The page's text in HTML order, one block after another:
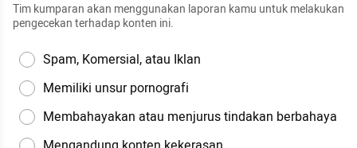
Tim kumparan akan menggunakan laporan kamu untuk melakukan
pengecekan terhadap konten ini.
Spam, Komersial, atau Iklan
Memiliki unsur pornografi
Membahayakan atau menjurus tindakan berbahaya